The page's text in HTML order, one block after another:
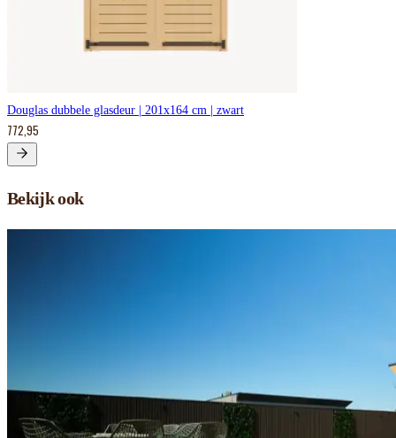
Douglas dubbele glasdeur | 201x164 cm | zwart
772,95
Bekijk ook